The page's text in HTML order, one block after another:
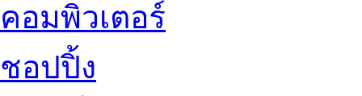
คอมพิวเตอร์
ชอปปิ้ง